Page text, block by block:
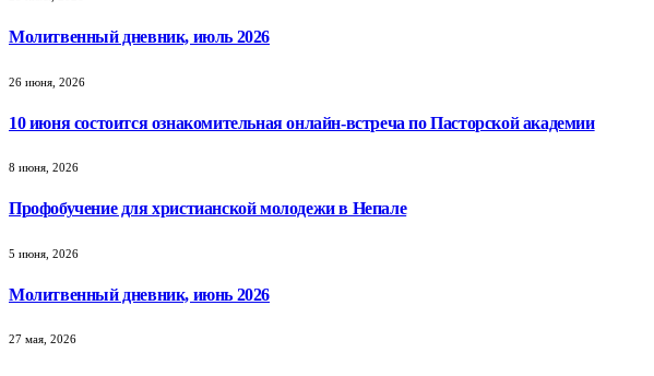
Молитвенный дневник, июль 2026
26 июня, 2026
10 июня состоится ознакомительная онлайн-встреча по Пасторской академии
8 июня, 2026
Профобучение для христианской молодежи в Непале
5 июня, 2026
Молитвенный дневник, июнь 2026
27 мая, 2026